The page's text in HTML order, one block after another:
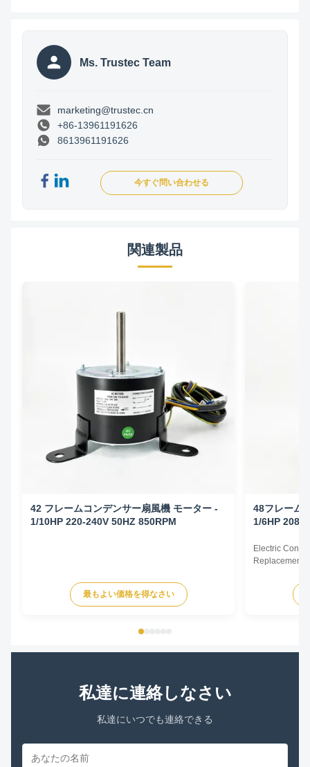
Ms. Trustec Team
marketing@trustec.cn
+86-13961191626
8613961191626
今すぐ問い合わせる
関連製品
42 フレームコンデンサー扇風機 モーター -
1/10HP 220-240V 50HZ 850RPM
最もよい価格を得なさい
48フレーム
1/6HP 208-
Electric
Replacement
HP Voltage
YDK140-
私達に連絡しなさい
私達にいつでも連絡できる